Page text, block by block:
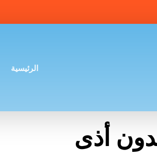
الرئيسية
أذى